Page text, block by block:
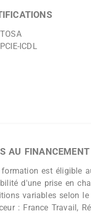
TOSA
PCIE-ICDL
AU FINANCEMENT
formation est éligible
d'une prise en
variables selon
: France Travail,